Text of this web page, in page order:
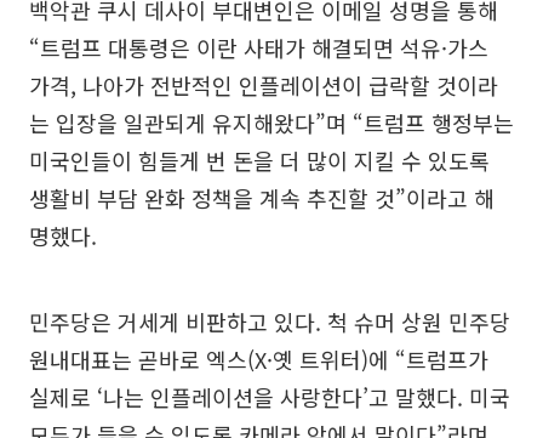
백악관 쿠시 데사이 부대변인은 이메일 성명을 통해
“트럼프 대통령은 이란 사태가 해결되면 석유·가스
가격, 나아가 전반적인 인플레이션이 급락할 것이라
는 입장을 일관되게 유지해왔다”며 “트럼프 행정부는
미국인들이 힘들게 번 돈을 더 많이 지킬 수 있도록
생활비 부담 완화 정책을 계속 추진할 것”이라고 해
명했다.
민주당은 거세게 비판하고 있다. 척 슈머 상원 민주당
원내대표는 곧바로 엑스(X·옛 트위터)에 “트럼프가
실제로 ‘나는 인플레이션을 사랑한다’고 말했다. 미국